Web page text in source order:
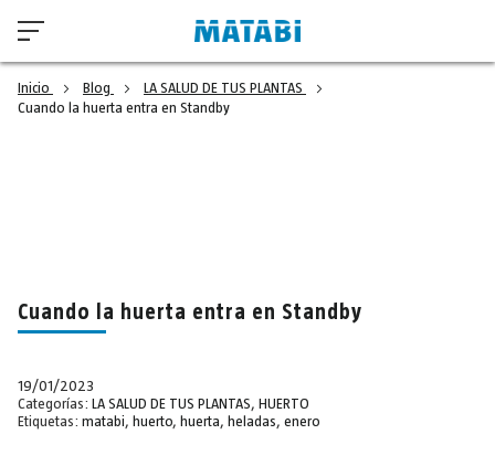
Inicio Blog
LA SALUD DE TUS PLANTAS
Cuando la huerta entra en Standby
Cuando la huerta entra en Standby
19/01/2023
Categorías: LA SALUD DE TUS PLANTAS, HUERTO
Etiquetas: matabi, huerto, huerta, heladas, enero